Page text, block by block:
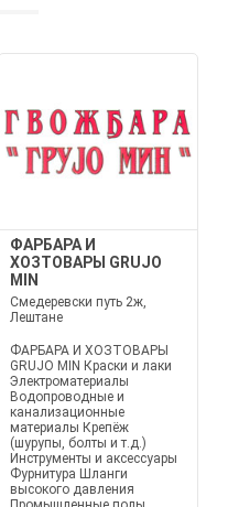
ФАРБАРА И
ХОЗТОВАРЫ GRUJO
MIN
Смедеревски путь 2ж,
Лештане
ФАРБАРА И ХОЗТОВАРЫ
GRUJO MIN Краски и лаки
Электроматериалы
Водопроводные и
канализационные
материалы Крепёж
(шурупы, болты и т.д.)
Инструменты и аксессуары
Фурнитура Шланги
высокого давления